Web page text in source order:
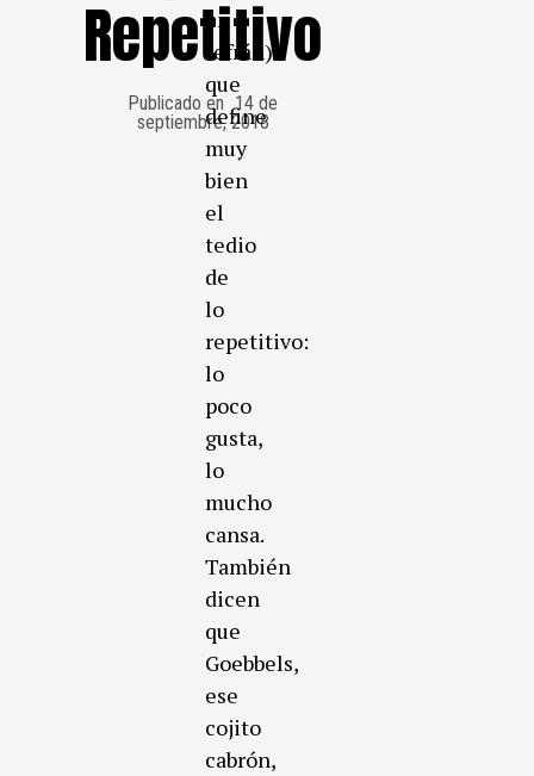
Repetitivo
Publicado en 14 de
septiembre, 2018
un
refrán)
que
define
muy
bien
el
tedio
de
lo
repetitivo:
lo
poco
gusta,
lo
mucho
cansa.
También
dicen
que
Goebbels,
ese
cojito
cabrón,